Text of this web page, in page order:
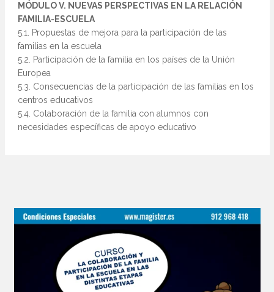
MÓDULO V. NUEVAS PERSPECTIVAS EN LA RELACIÓN
FAMILIA-ESCUELA
5.1. Propuestas de mejora para la participación de las
familias en la escuela
5.2. Participación de la familia en los países de la Unión
Europea
5.3. Consecuencias de la participación de las familias en los
centros educativos
5.4. Colaboración de la familia con alumnos con
necesidades específicas de apoyo educativo